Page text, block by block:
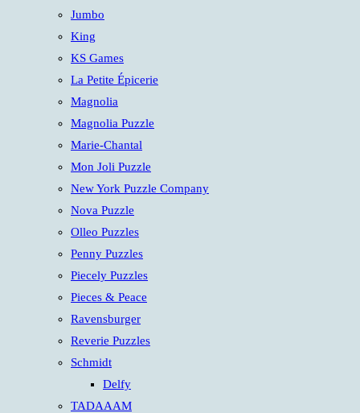
Jumbo
King
KS Games
La Petite Épicerie
Magnolia
Magnolia Puzzle
Marie-Chantal
Mon Joli Puzzle
New York Puzzle Company
Nova Puzzle
Olleo Puzzles
Penny Puzzles
Piecely Puzzles
Pieces & Peace
Ravensburger
Reverie Puzzles
Schmidt
Delfy
TADAAAM